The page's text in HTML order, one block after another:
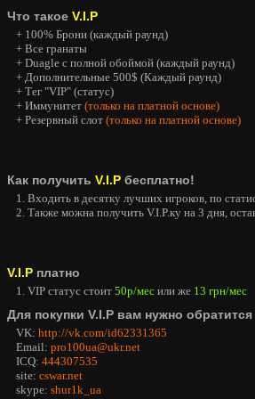
Что такое V.I.P
+ 100% Брони (каждый раунд)
+ Все гранаты
+ Duagle с полной обоймой (каждый раунд)
+ Дополнительные 500$ (Каждый раунд)
+ Тег "VIP" (статус)
+ Иммунитет (только на платной основе)
+ Резервный слот (только на платной основе)
Как получить V.I.P бесплатно!
1. Входить в десятку лучших игроков, по
2. Также можна получить V.I.P.ку на 3 дня,
V.I.P платно
1. VIP статус стоит 50р/мес или же 13 грн/мес
Для покупки V.I.P вам нужно
VK: http://vk.com/id62331365
Email: pro100ua@ukr.net
ICQ: 444307535
site: cswar.net
skype: shur1k_ua